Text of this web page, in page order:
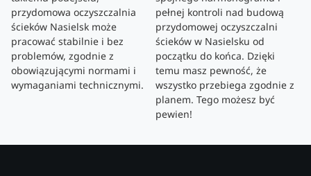
przydomowa oczyszczalnia
ścieków Nasielsk może
pracować stabilnie i bez
problemów, zgodnie z
obowiązującymi normami i
wymaganiami technicznymi.
pełnej kontroli nad budową
przydomowej oczyszczalni
ścieków w Nasielsku od
początku do końca. Dzięki
temu masz pewność, że
wszystko przebiega zgodnie z
planem. Tego możesz być
pewien!